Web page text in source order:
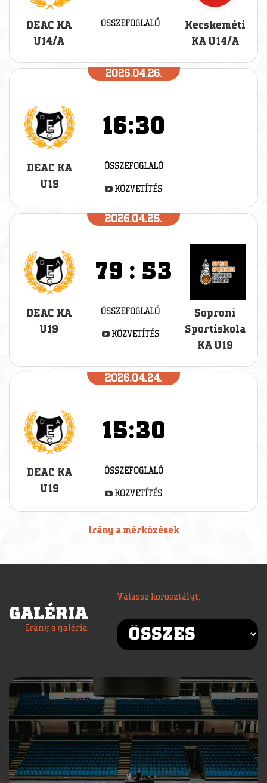
DEAC KA
U14/A
ÖSSZEFOGLALÓ
Kecskeméti
KA U14/A
2026.04.26.
16:30
DEAC KA
U19
ÖSSZEFOGLALÓ
KÖZVETÍTÉS
2026.04.25.
79 : 53
DEAC KA
U19
ÖSSZEFOGLALÓ
KÖZVETÍTÉS
Soproni
Sportiskola
KA U19
2026.04.24.
15:30
DEAC KA
U19
ÖSSZEFOGLALÓ
KÖZVETÍTÉS
Irány a mérkőzések
GALÉRIA
Irány a galéria
Válassz korosztályt: